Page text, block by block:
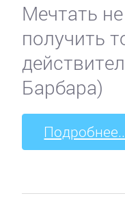
Мечтать
получить
Барбара)